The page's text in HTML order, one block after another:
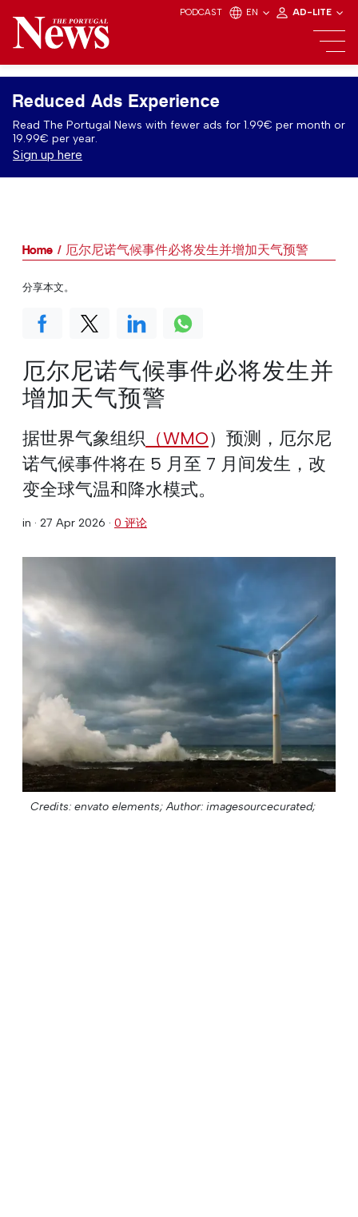
PODCAST EN AD-LITE
Reduced Ads Experience
Read The Portugal News with fewer ads for 1.99€ per month or
19.99€ per year.
Sign up here
Home 厄尔尼诺气候事件必将发生并增加天气预警
厄尔尼诺气候事件必将发生并
增加天气预警
据世界气象组织 （WMO）预测，厄尔尼
诺气候事件将在 5 月至 7 月间发生，改
变全球气温和降水模式。
in · 27 Apr 2026 · 0 评论
Credits: envato elements; Author: imagesourcecurated;
分享本文。